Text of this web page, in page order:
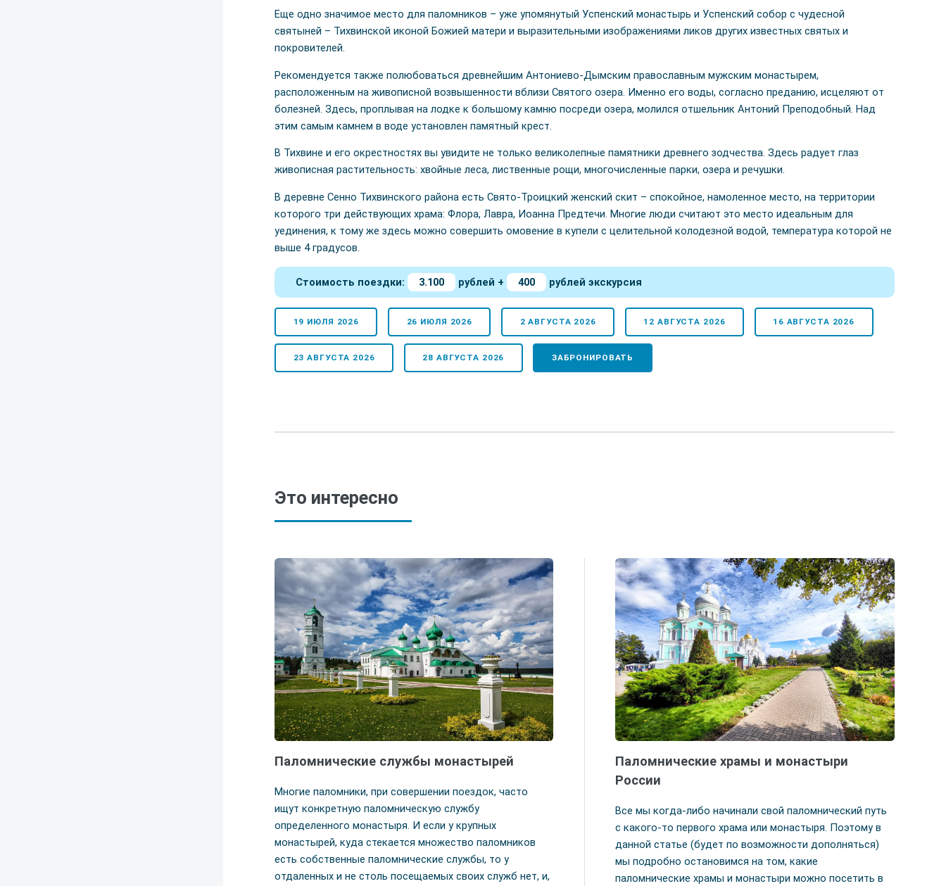
Еще одно значимое место для паломников – уже упомянутый Успенский монастырь и Успенский собор с чудесной
святыней – Тихвинской иконой Божией матери и выразительными изображениями ликов других известных святых и
покровителей.
Рекомендуется также полюбоваться древнейшим Антониево-Дымским православным мужским монастырем,
расположенным на живописной возвышенности вблизи Святого озера. Именно его воды, согласно преданию, исцеляют от
болезней. Здесь, проплывая на лодке к большому камню посреди озера, молился отшельник Антоний Преподобный. Над
этим самым камнем в воде установлен памятный крест.
В Тихвине и его окрестностях вы увидите не только великолепные памятники древнего зодчества. Здесь радует глаз
живописная растительность: хвойные леса, лиственные рощи, многочисленные парки, озера и речушки.
В деревне Сенно Тихвинского района есть Свято-Троицкий женский скит – спокойное, намоленное место, на территории
которого три действующих храма: Флора, Лавра, Иоанна Предтечи. Многие люди считают это место идеальным для
уединения, к тому же здесь можно совершить омовение в купели с целительной колодезной водой, температура которой не
выше 4 градусов.
Стоимость поездки: 3.100 рублей + 400 рублей экскурсия
19 ИЮЛЯ 2026 26 ИЮЛЯ 2026 2 АВГУСТА 2026 12 АВГУСТА 2026 16 АВГУСТА 2026
23 АВГУСТА 2026 28 АВГУСТА 2026 ЗАБРОНИРОВАТЬ
Это интересно
Паломнические службы монастырей
Многие паломники, при совершении поездок, часто
ищут конкретную паломническую службу
определенного монастыря. И если у крупных
монастырей, куда стекается множество паломников
есть собственные паломнические службы, то у
отдаленных и не столь посещаемых своих служб нет, и,
Паломнические храмы и монастыри
России
Все мы когда-либо начинали свой паломнический путь
с какого-то первого храма или монастыря. Поэтому в
данной статье (будет по возможности дополняться)
мы подробно остановимся на том, какие
паломнические храмы и монастыри можно посетить в